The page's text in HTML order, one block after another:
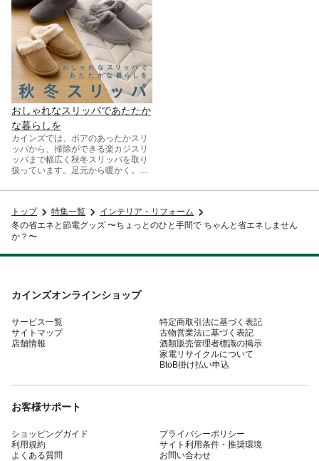
おしゃれなスリッパであたたか
な暮らしを
カインズでは、ボアのあったかスリ
ッパから、掃除ができる楽カジスリ
ッパまで幅広く秋冬スリッパを取り
扱っています。足元から暖かく。今
トップ 特集一覧
インテリア・リフォーム
冬の省エネと節電グッズ 〜ちょっとのひと手間で ちゃんと省エネしません
か？〜
カインズオンラインショップ
サービス一覧
サイトマップ
店舗情報
特定商取引法に基づく表記
古物営業法に基づく表記
酒類販売管理者標識の掲示
家電リサイクルについて
BtoB掛け払い申込
お客様サポート
ショッピングガイド
利用規約
よくある質問
プライバシーポリシー
サイト利用条件・推奨環境
お問い合わせ